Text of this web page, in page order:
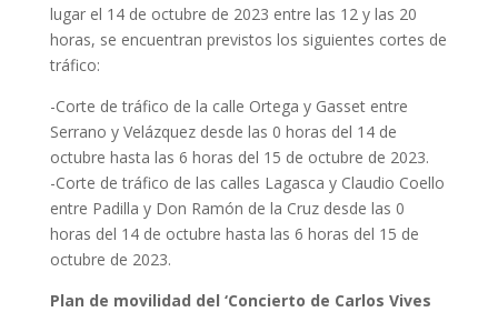
lugar el 14 de octubre de 2023 entre las 12 y las 20
horas, se encuentran previstos los siguientes cortes de
tráfico:
-Corte de tráfico de la calle Ortega y Gasset entre
Serrano y Velázquez desde las 0 horas del 14 de
octubre hasta las 6 horas del 15 de octubre de 2023.
-Corte de tráfico de las calles Lagasca y Claudio Coello
entre Padilla y Don Ramón de la Cruz desde las 0
horas del 14 de octubre hasta las 6 horas del 15 de
octubre de 2023.
Plan de movilidad del ‘Concierto de Carlos Vives